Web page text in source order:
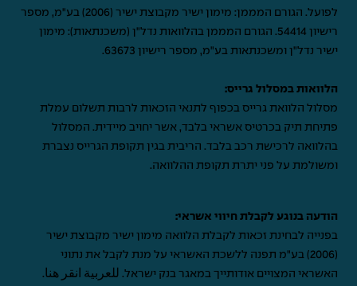
לפועל. הגורם המממן: מימון ישיר מקבוצת ישיר (2006) בע"מ, מספר
רישיון 54414. הגורם המממן בהלוואות נדל"ן (משכנתאות): מימון
ישיר נדל"ן ומשכנתאות בע"מ, מספר רישיון 63673.
הלוואות במסלול גרייס:
מסלול הלוואת גרייס בכפוף לתנאי הזכאות לרבות תשלום עמלת
פתיחת תיק בכרטיס אשראי בלבד, אשר יחויב מיידית. המסלול
בהלוואה לרכישת רכב בלבד. הריבית בגין תקופת הגרייס נצברת
ומשולמת על פני יתרת תקופת ההלוואה.
הודעה בנוגע לקבלת חיווי אשראי:
בפנייה לבחינת זכאות לקבלת הלוואה מימון ישיר מקבוצת ישיר
(2006) בע"מ תפנה ללשכת האשראי על מנת לקבל את נתוני
האשראי המצויים אודותייך במאגר בנק ישראל. للعربية انقر هنا.